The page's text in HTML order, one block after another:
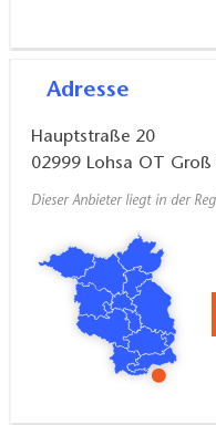
Adresse
Hauptstraße 20
02999 Lohsa OT Groß
Dieser Anbieter liegt in der